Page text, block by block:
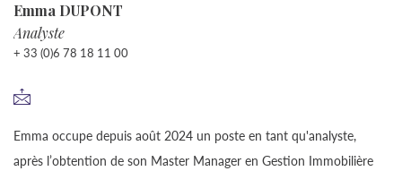
Emma DUPONT
Analyste
+ 33 (0)6 78 18 11 00
Emma occupe depuis août 2024 un poste en tant qu'analyste,
après l’obtention de son Master Manager en Gestion Immobilière